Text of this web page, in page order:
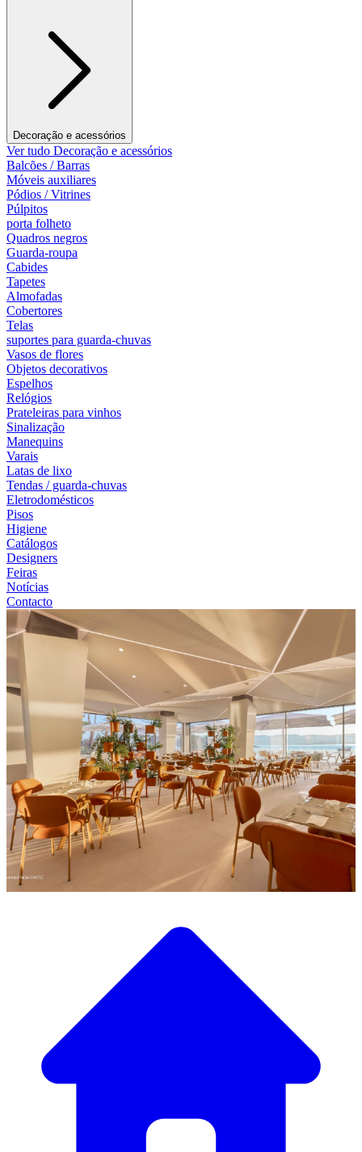
Decoração e acessórios
Ver tudo Decoração e acessórios
Balcões / Barras
Móveis auxiliares
Pódios / Vitrines
Púlpitos
porta folheto
Quadros negros
Guarda-roupa
Cabides
Tapetes
Almofadas
Cobertores
Telas
suportes para guarda-chuvas
Vasos de flores
Objetos decorativos
Espelhos
Relógios
Prateleiras para vinhos
Sinalização
Manequins
Varais
Latas de lixo
Tendas / guarda-chuvas
Eletrodomésticos
Pisos
Higiene
Catálogos
Designers
Feiras
Notícias
Contacto
Descubra a nossa ampla seleção de mobiliário de design
Nosso Catálogo de
Mobiliário
temos tudo o que precisa para criar o ambiente perfeito.